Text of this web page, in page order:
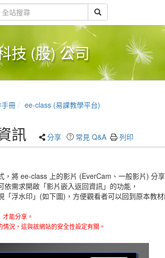
技 (股) 公司
冊 ee-class (易課教學平台)
訊 分享 常見 Q&A 列印
，將 ee-class 上的影片 (EverCam、一般影片) 分
需求開啟「影片嵌入返回資訊」的功能，
浮水印」(如下圖)，方便觀看者可以回到原本教材
能分享。
況，這與該網站的安全性設定有關。